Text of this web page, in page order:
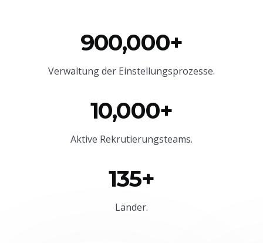
900,000+
Verwaltung der Einstellungsprozesse.
10,000+
Aktive Rekrutierungsteams.
135+
Länder.